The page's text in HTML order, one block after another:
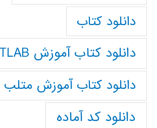
دانلود کتاب
دانلود کتاب آموزش MATLAB
دانلود کتاب آموزش متلب
دانلود کد آماده